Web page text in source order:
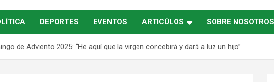
DEPORTES EVENTOS ARTICÚLOS SOBRE NOSOTROS
de Adviento 2025: “He aquí que la virgen concebirá y dará a luz un hijo”